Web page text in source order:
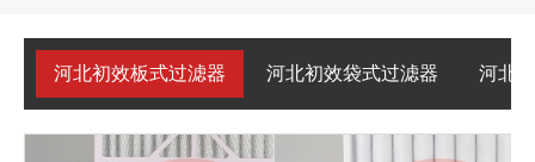
河北初效板式过滤器 河北初效袋式过滤器 河北